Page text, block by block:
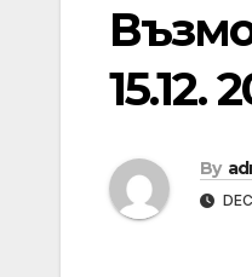
15.12.
By